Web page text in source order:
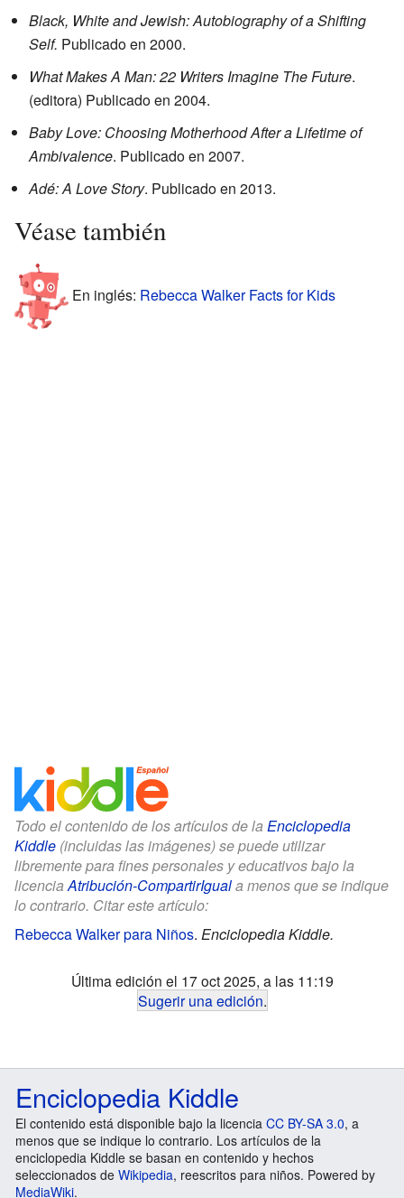
Black, White and Jewish: Autobiography of a Shifting
Self. Publicado en 2000.
What Makes A Man: 22 Writers Imagine The Future.
(editora) Publicado en 2004.
Baby Love: Choosing Motherhood After a Lifetime of
Ambivalence. Publicado en 2007.
Adé: A Love Story. Publicado en 2013.
Véase también
En inglés: Rebecca Walker Facts for Kids
Todo el contenido de los artículos de la Enciclopedia
Kiddle (incluidas las imágenes) se puede utilizar
libremente para fines personales y educativos bajo la
licenciaAtribución-CompartirIguala menos que se indique
lo contrario. Citar este artículo:
Rebecca Walker para Niños. Enciclopedia Kiddle.
Última edición el 17 oct 2025, a las 11:19
Sugerir una edición.
Enciclopedia Kiddle
El contenido está disponible bajo la licencia CC BY-SA 3.0, a
menos que se indique lo contrario. Los artículos de la
enciclopedia Kiddle se basan en contenido y hechos
seleccionados de Wikipedia, reescritos para niños. Powered by
MediaWiki.